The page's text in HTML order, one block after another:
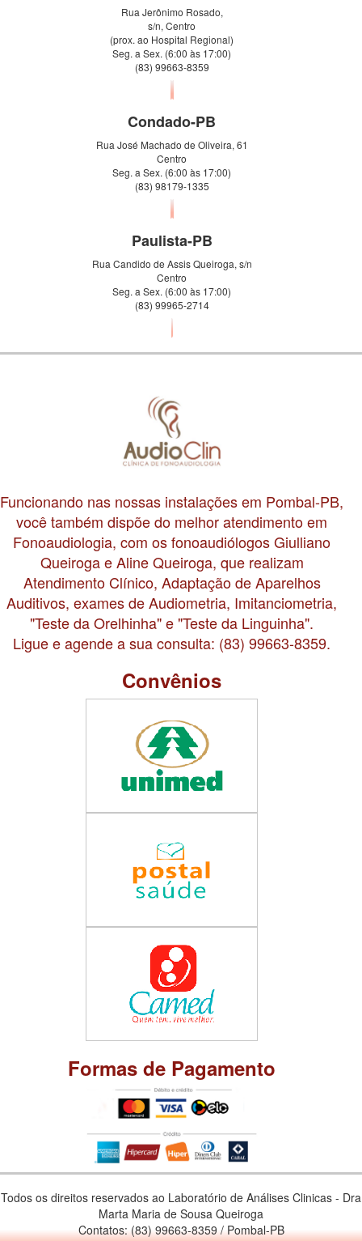
Rua Jerônimo Rosado,
s/n, Centro
(prox. ao Hospital Regional)
Seg. a Sex. (6:00 às 17:00)
(83) 99663-8359
Condado-PB
Rua José Machado de Oliveira, 61
Centro
Seg. a Sex. (6:00 às 17:00)
(83) 98179-1335
Paulista-PB
Rua Candido de Assis Queiroga, s/n
Centro
Seg. a Sex. (6:00 às 17:00)
(83) 99965-2714
Funcionando nas nossas instalações em Pombal-PB,
você também dispõe do melhor atendimento em
Fonoaudiologia, com os fonoaudiólogos Giulliano
Queiroga e Aline Queiroga, que realizam
Atendimento Clínico, Adaptação de Aparelhos
Auditivos, exames de Audiometria, Imitanciometria,
"Teste da Orelhinha" e "Teste da Linguinha".
Ligue e agende a sua consulta: (83) 99663-8359.
Convênios
Formas de Pagamento
Todos os direitos reservados ao Laboratório de Análises Clinicas - Dra
Marta Maria de Sousa Queiroga
Contatos: (83) 99663-8359 / Pombal-PB